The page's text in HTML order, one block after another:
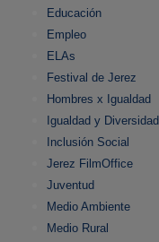
Educación
Empleo
ELAs
Festival de Jerez
Hombres x Igualdad
Igualdad y Diversidad
Inclusión Social
Jerez FilmOffice
Juventud
Medio Ambiente
Medio Rural